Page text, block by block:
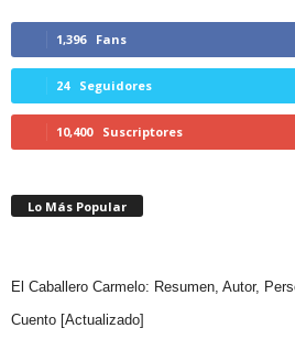
1,396 Fans
24 Seguidores
10,400 Suscriptores
Lo Más Popular
El Caballero Carmelo: Resumen, Autor,
Cuento [Actualizado]